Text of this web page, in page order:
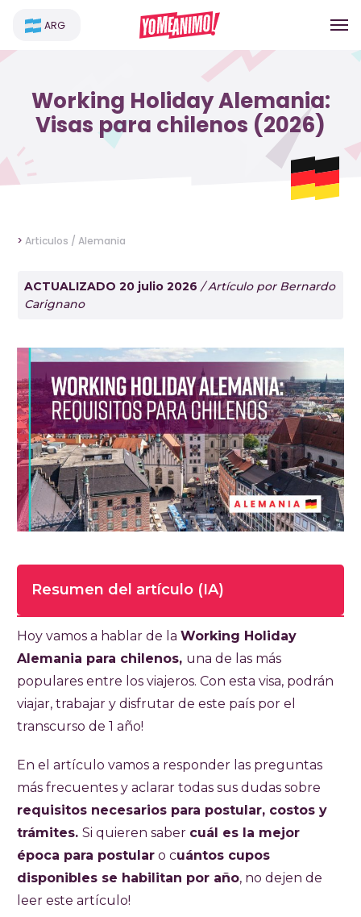
ARG
Working Holiday Alemania:
Visas para chilenos (2026)
> Articulos / Alemania
ACTUALIZADO 20 julio 2026 / Artículo por Bernardo
Carignano
Resumen del artículo (IA)
Tiempo de lectura completa del artículo
14 minutos
La visa Working Holiday Alemania le permite a
chilenos viajar, trabajar y vivir en el país
tener entre 18 y 30 años, contar con
pasaporte chileno vigente, demostrar fondos
suficientes para solventar los gastos durante
la primera etapa de la estadía (EUR 1326) y
contar con un seguro médico de al menos
EUR 30000.
Hoy vamos a hablar de la Working Holiday
Alemania para chilenos, una de las más
populares entre los viajeros. Con esta visa, podrán
viajar, trabajar y disfrutar de este país por el
transcurso de 1 año!
En el artículo vamos a responder las preguntas
más frecuentes y aclarar todas sus dudas sobre
requisitos necesarios para postular, costos y
trámites. Si quieren saber cuál es la mejor
época para postular o cuántos cupos
disponibles se habilitan por año, no dejen de
leer este artículo!